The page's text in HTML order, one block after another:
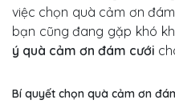
việc chọn quà cảm ơn
bạn cũng đang gặp khó
ý quà cảm ơn đám cưới
Bí quyết chọn quà cảm ơn